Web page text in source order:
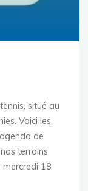
situé au
Voici les
de
terrains
mercredi 18